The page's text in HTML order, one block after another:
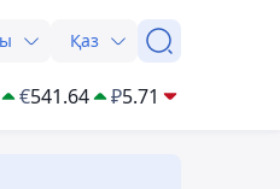
Қаз
€541.64 ₽5.71